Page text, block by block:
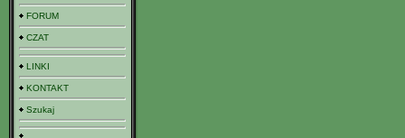
FORUM
CZAT
LINKI
KONTAKT
Szukaj